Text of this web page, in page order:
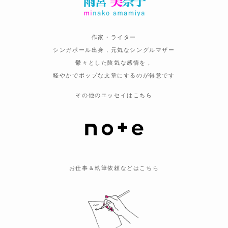
作家・ライター
シンガポール出身，元気なシングルマザー
鬱々とした陰気な感情を，
軽やかでポップな文章にするのが得意です
その他のエッセイはこちら
お仕事＆執筆依頼などはこちら